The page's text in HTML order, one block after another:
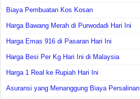
Biaya Pembuatan Kos Kosan
Harga Bawang Merah di Purwodadi Hari Ini
Harga Emas 916 di Pasaran Hari Ini
Harga Besi Per Kg Hari Ini di Malaysia
Harga 1 Real ke Rupiah Hari Ini
Asuransi yang Menanggung Biaya Persalinan